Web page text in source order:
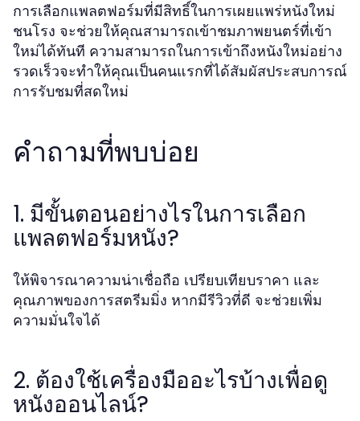
การเลือกแพลตฟอร์มที่มีสิทธิ์ในการเผยแพร่หนังใหม่
ชนโรง จะช่วยให้คุณสามารถเข้าชมภาพยนตร์ที่เข้า
ใหม่ได้ทันที ความสามารถในการเข้าถึงหนังใหม่อย่าง
รวดเร็วจะทำให้คุณเป็นคนแรกที่ได้สัมผัสประสบการณ์
การรับชมที่สดใหม่
คำถามที่พบบ่อย
1. มีขั้นตอนอย่างไรในการเลือก
แพลตฟอร์มหนัง?
ให้พิจารณาความน่าเชื่อถือ เปรียบเทียบราคา และ
คุณภาพของการสตรีมมิ่ง หากมีรีวิวที่ดี จะช่วยเพิ่ม
ความมั่นใจได้
2. ต้องใช้เครื่องมืออะไรบ้างเพื่อดู
หนังออนไลน์?